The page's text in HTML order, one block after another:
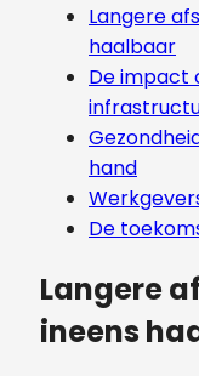
Langere
haalbaar
De impact
hand
De
Langere
ineens